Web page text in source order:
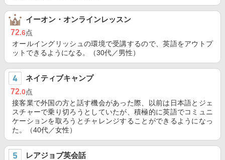
イーオン・オンラインレッスン
72.6点
オールイングリッシュの環境で受講するので、英語をアウトプ
ットできるようになる。（30代／男性）
ネイティブキャンプ
72.0点
接客業で外国の方と話す機会があった際、以前は日本語とジェ
スチャーで乗り切ろうとしていたが、積極的に英語でコミュニ
ケーションを取ろうとチャレンジすることができるようになっ
た。（40代／女性）
レアジョブ英会話